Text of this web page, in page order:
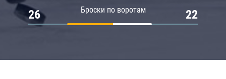
Броски по воротам
26 22